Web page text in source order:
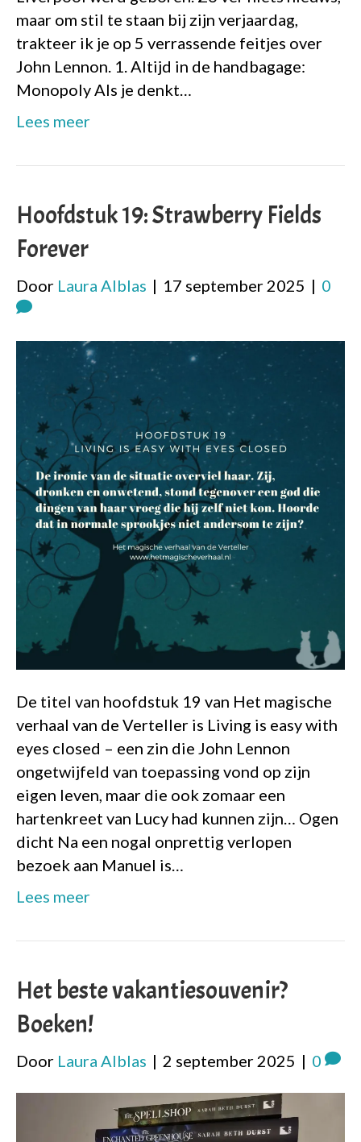
maar om stil te staan bij zijn verjaardag,
trakteer ik je op 5 verrassende feitjes over
John Lennon. 1. Altijd in de handbagage:
Monopoly Als je denkt…
Lees meer
Hoofdstuk 19: Strawberry Fields
Forever
Door Laura Alblas | 17 september 2025 | 0
De titel van hoofdstuk 19 van Het magische
verhaal van de Verteller is Living is easy with
eyes closed – een zin die John Lennon
ongetwijfeld van toepassing vond op zijn
eigen leven, maar die ook zomaar een
hartenkreet van Lucy had kunnen zijn… Ogen
dicht Na een nogal onprettig verlopen
bezoek aan Manuel is…
Lees meer
Het beste vakantiesouvenir?
Boeken!
Door Laura Alblas | 2 september 2025 | 0